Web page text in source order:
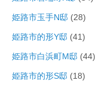
姫路市玉手N邸 (28)
姫路市的形Y邸 (41)
姫路市白浜町M邸 (44)
姫路市的形S邸 (18)